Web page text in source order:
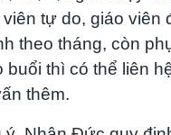
tự do, giáo viên
theo tháng, còn
buổi thì có thể liên
thêm.